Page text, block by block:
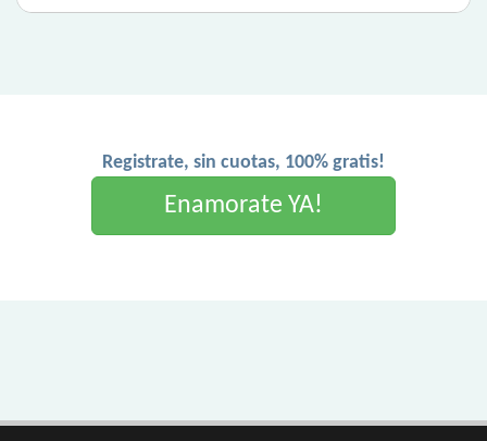
Registrate, sin cuotas, 100% gratis!
Enamorate YA!